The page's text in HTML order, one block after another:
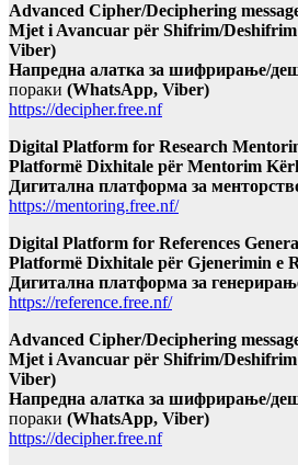
Advanced Cipher/Deciphering
Mjet i Avancuar për Shifrim/Deshifrim
Viber)
Напредна алатка за шифрирање/
пораки (WhatsApp, Viber)
https://decipher.free.nf
Digital Platform for Research
Platformë Dixhitale për Mentorim
Дигитална платформа за
https://mentoring.free.nf/
Digital Platform for References
Platformë Dixhitale për Gjenerimin e
Дигитална платформа за
https://reference.free.nf/
Advanced Cipher/Deciphering
Mjet i Avancuar për Shifrim/Deshifrim
Viber)
Напредна алатка за шифрирање/
пораки (WhatsApp, Viber)
https://decipher.free.nf